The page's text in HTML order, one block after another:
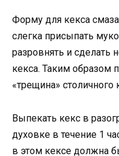
Форму для кекса
слегка присыпать
разровнять и сделать
кекса. Таким образом
«трещина» столичного
Выпекать кекс в
духовке в течение 1
в этом кексе должна